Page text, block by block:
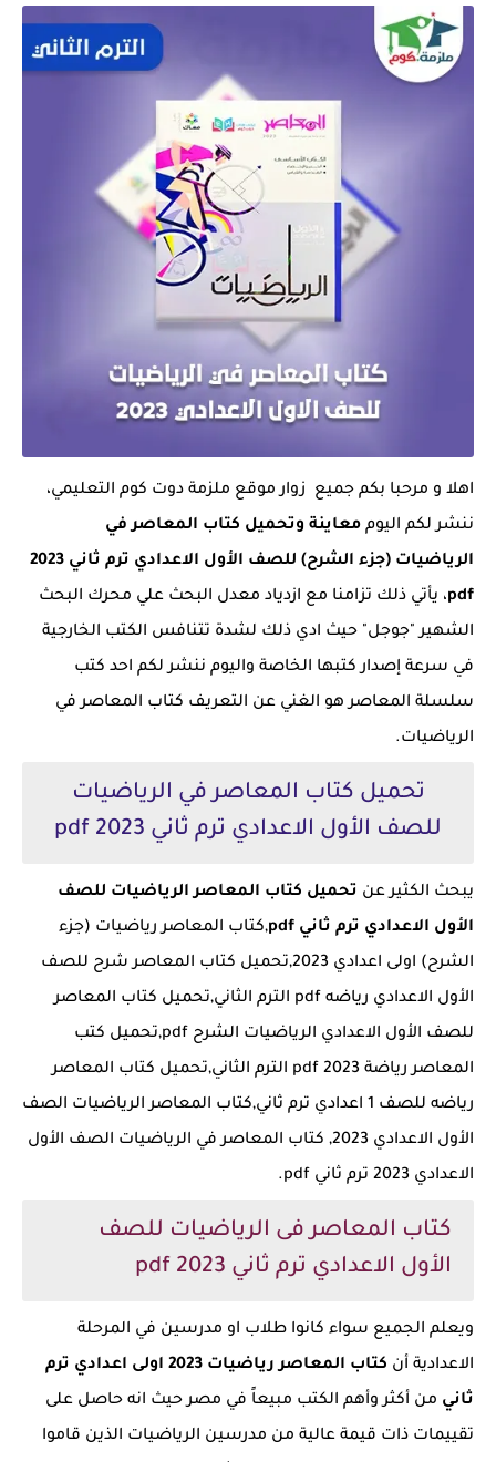
اهلا و مرحبا بكم جميع زوار موقع ملزمة دوت كوم التعليمي،
ننشر لكم اليوم معاينة وتحميل كتاب المعاصر في
الرياضيات (جزء الشرح) للصف الأول الاعدادي ترم ثاني 2023
pdf، يأتي ذلك تزامنا مع ازدياد معدل البحث علي محرك البحث
الشهير "جوجل" حيث ادي ذلك لشدة تتنافس الكتب الخارجية
في سرعة إصدار كتبها الخاصة واليوم ننشر لكم احد كتب
سلسلة المعاصر هو الغني عن التعريف كتاب المعاصر في
الرياضيات.
تحميل كتاب المعاصر في الرياضيات
للصف الأول الاعدادي ترم ثاني 2023 pdf
يبحث الكثير عن تحميل كتاب المعاصر الرياضيات للصف
الأول الاعدادي ترم ثاني pdf
,كتاب المعاصر رياضيات (جزء
الشرح) اولى اعدادي 2023,تحميل كتاب المعاصر شرح للصف
الأول الاعدادي رياضه pdf الترم الثاني,تحميل كتاب المعاصر
للصف الأول الاعدادي الرياضيات الشرح pdf,تحميل كتب
المعاصر رياضة pdf 2023 الترم الثاني,تحميل كتاب المعاصر
رياضه للصف 1 اعدادي ترم ثاني,كتاب المعاصر الرياضيات الصف
الأول الاعدادي 2023, كتاب المعاصر في الرياضيات الصف الأول
الاعدادي 2023 ترم ثاني pdf.
كتاب المعاصر فى الرياضيات للصف
الأول الاعدادي ترم ثاني 2023 pdf
ويعلم الجميع سواء كانوا طلاب او مدرسين في المرحلة
الاعدادية أن
كتاب المعاصر رياضيات 2023 اولى اعدادي ترم
ثاني من أكثر وأهم الكتب مبيعاً في مصر حيث انه حاصل على
تقييمات ذات قيمة عالية من مدرسين الرياضيات الذين قاموا